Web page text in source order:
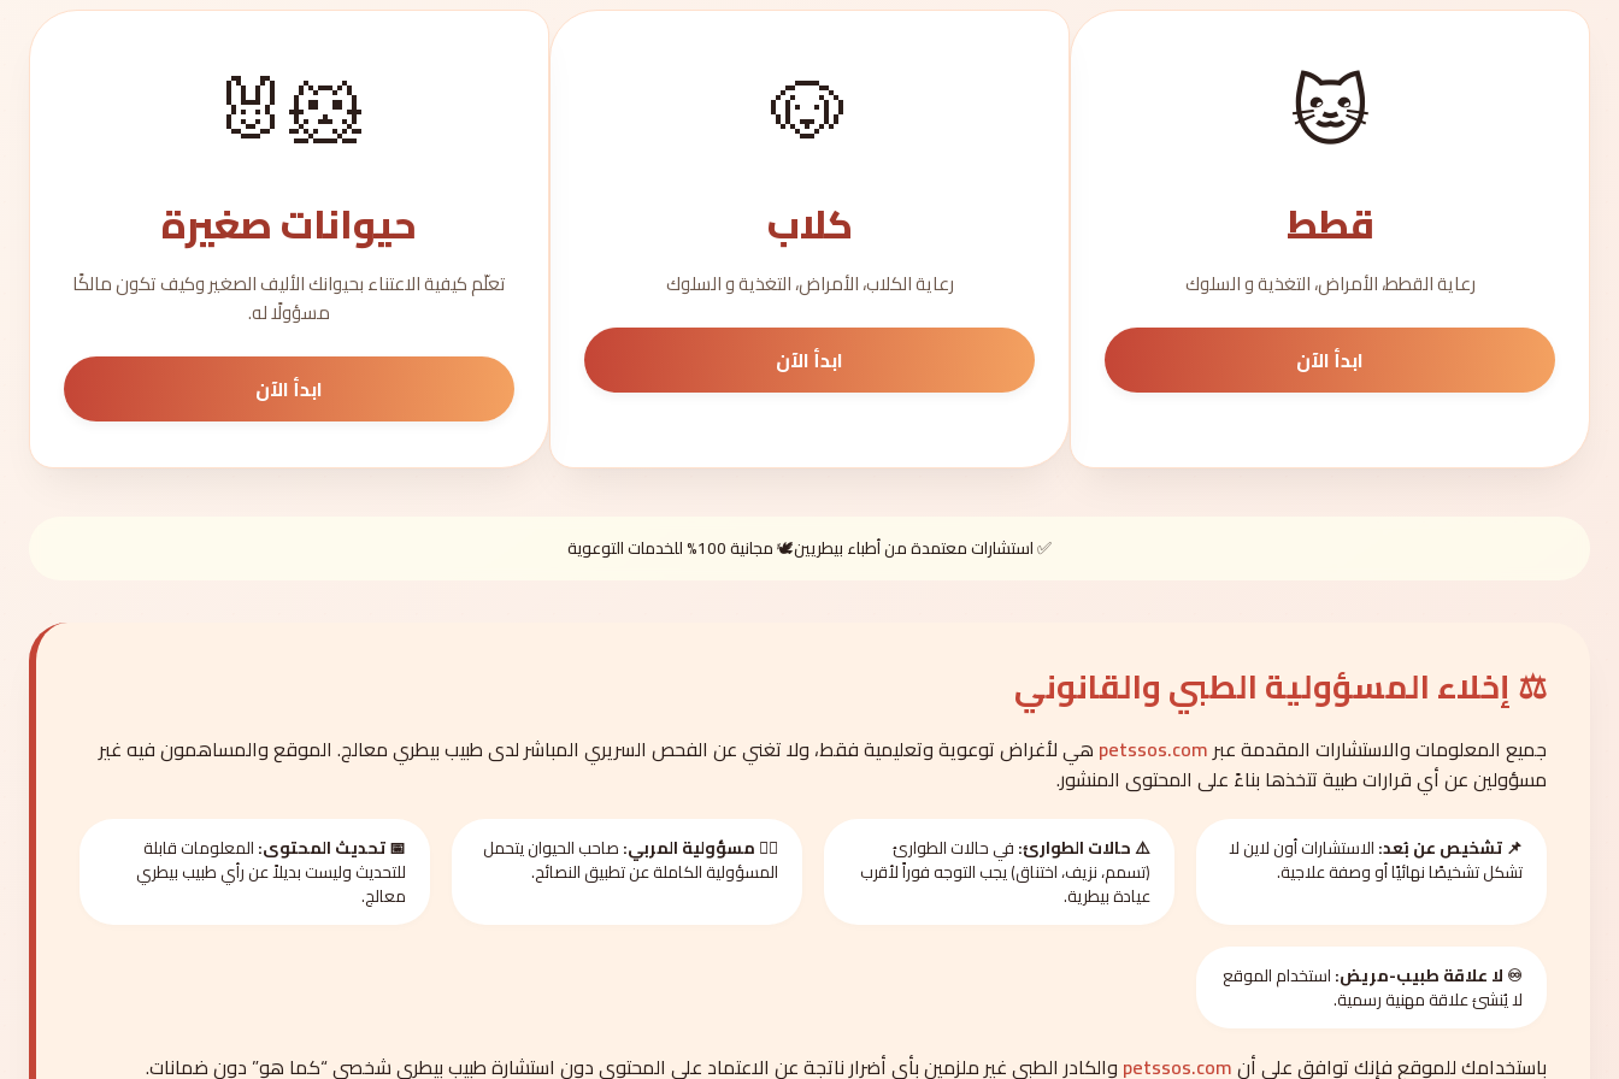
🐱
قطط
رعاية القطط، الأمراض، التغذية و السلوك
ابدأ الآن
🐶
كلاب
رعاية الكلاب، الأمراض، التغذية و السلوك
ابدأ الآن
🐹🐰
حيوانات صغيرة
تعلّم كيفية الاعتناء بحيوانك الأليف الصغير وكيف تكون مالكًا
مسؤولًا له.
ابدأ الآن
✅ استشارات معتمدة من أطباء بيطريين🕊️ مجانية 100% للخدمات التوعوية
⚖️ إخلاء المسؤولية الطبي والقانوني
جميع المعلومات والاستشارات المقدمة عبرpetssos.com هي لأغراض توعوية وتعليمية فقط، ولا تغني عن الفحص السريري المباشر لدى طبيب بيطري معالج. الموقع والمساهمون فيه غير
مسؤولين عن أي قرارات طبية تتخذها بناءً على المحتوى المنشور.
📌 تشخيص عن بُعد:الاستشارات أون لاين لا
تشكل تشخيصًا نهائيًا أو وصفة علاجية.
⚠️ حالات الطوارئ:في حالات الطوارئ
(تسمم، نزيف، اختناق) يجب التوجه فوراً لأقرب
عيادة بيطرية.
🧑‍⚕️ مسؤولية المربي:صاحب الحيوان يتحمل
المسؤولية الكاملة عن تطبيق النصائح.
📅 تحديث المحتوى:المعلومات قابلة
للتحديث وليست بديلاً عن رأي طبيب بيطري
معالج.
♾️ لا علاقة طبيب-مريض:استخدام الموقع
لا يُنشئ علاقة مهنية رسمية.
باستخدامك للموقع فإنك توافق على أنpetssos.com والكادر الطبي غير ملزمين بأي أضرار ناتجة عن الاعتماد على المحتوى دون استشارة طبيب بيطري شخصي “كما هو” دون ضمانات.